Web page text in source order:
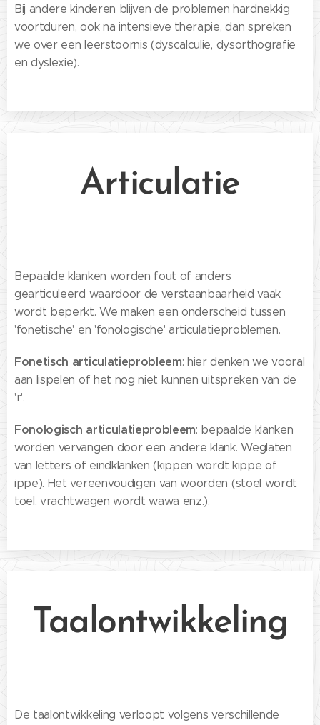
Bij andere kinderen blijven de problemen hardnekkig
voortduren, ook na intensieve therapie, dan spreken
we over een leerstoornis (dyscalculie, dysorthografie
en dyslexie).
Articulatie
Bepaalde klanken worden fout of anders
gearticuleerd waardoor de verstaanbaarheid vaak
wordt beperkt. We maken een onderscheid tussen
'fonetische' en 'fonologische' articulatieproblemen.
Fonetisch articulatieprobleem: hier denken we vooral
aan lispelen of het nog niet kunnen uitspreken van de
'r'.
Fonologisch articulatieprobleem: bepaalde klanken
worden vervangen door een andere klank. Weglaten
van letters of eindklanken (kippen wordt kippe of
ippe). Het vereenvoudigen van woorden (stoel wordt
toel, vrachtwagen wordt wawa enz.).
Taalontwikkeling
De taalontwikkeling verloopt volgens verschillende